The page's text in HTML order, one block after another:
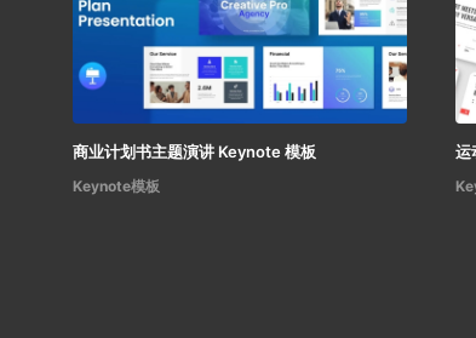
商业计划书主题演讲 Keynote 模板
Keynote模板
运